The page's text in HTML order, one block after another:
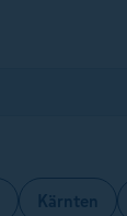
Kärnten